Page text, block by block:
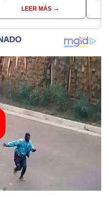
cámaras captan el
hecho
LEER MÁS